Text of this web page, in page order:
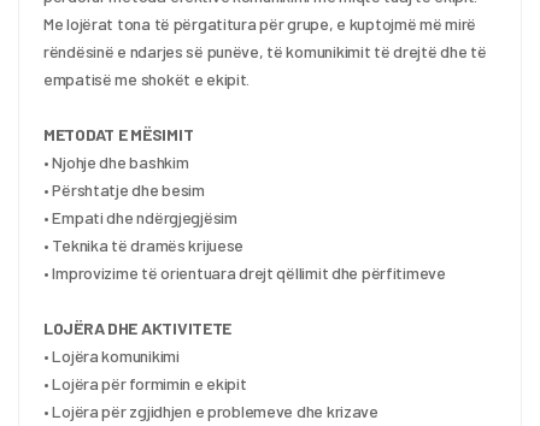
Me lojërat tona të përgatitura për grupe, e kuptojmë më mirë
rëndësinë e ndarjes së punëve, të komunikimit të drejtë dhe të
empatisë me shokët e ekipit.
METODAT E MËSIMIT
• Njohje dhe bashkim
• Përshtatje dhe besim
• Empati dhe ndërgjegjësim
• Teknika të dramës krijuese
• Improvizime të orientuara drejt qëllimit dhe përfitimeve
LOJËRA DHE AKTIVITETE
• Lojëra komunikimi
• Lojëra për formimin e ekipit
• Lojëra për zgjidhjen e problemeve dhe krizave